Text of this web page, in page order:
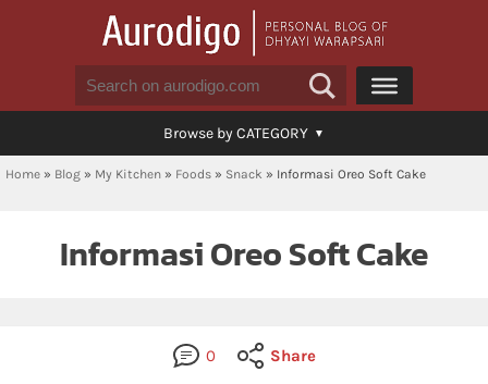
Browse by CATEGORY
Home » Blog » My Kitchen » Foods » Snack » Informasi Oreo Soft Cake
Informasi Oreo Soft Cake
0
Share